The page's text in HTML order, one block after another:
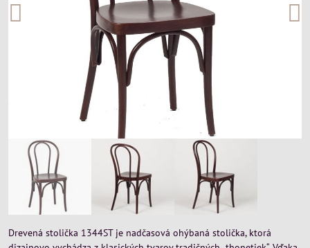
Drevená stolička 1344ST je nadčasová ohýbaná stolička, ktorá